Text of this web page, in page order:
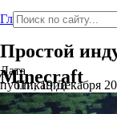
Главная
Простой
Minecraft
Дата
публикации
Пт., 19 Декабря